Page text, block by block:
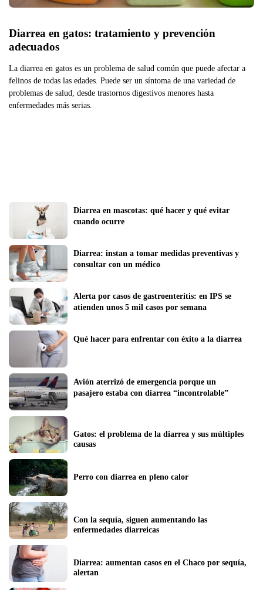
Diarrea en gatos: tratamiento y prevención
La diarrea en gatos es un problema de salud común que puede afectar a
felinos de todas las edades. Puede ser un síntoma de una variedad de
problemas de salud, desde trastornos digestivos menores hasta
enfermedades más serias.
Diarrea en mascotas: qué hacer y qué evitar
cuando ocurre
Diarrea: instan a tomar medidas preventivas y
consultar con un médico
Alerta por casos de gastroenteritis: en IPS se
atienden unos 5 mil casos por semana
Qué hacer para enfrentar con éxito a la diarrea
Avión aterrizó de emergencia porque un
pasajero estaba con diarrea “incontrolable”
Gatos: el problema de la diarrea y sus múltiples
causas
Con la sequía, siguen aumentando las
enfermedades diarreicas
Diarrea: aumentan casos en el Chaco por sequía,
alertan